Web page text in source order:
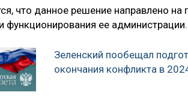
что данное решение направлено
функционирования ее администрации.
Зеленский пообещал
окончания конфликта в